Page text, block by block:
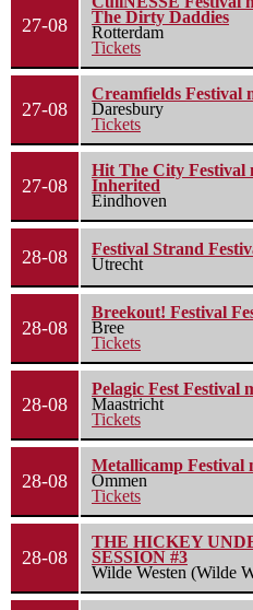
27-08
The Dirty Daddies
Rotterdam
Tickets
27-08
Creamfields Festival
Daresbury
Tickets
27-08
Hit The City Festival
Inherited
Eindhoven
28-08
Festival Strand
Utrecht
28-08
Breekout! Festival
Bree
Tickets
28-08
Pelagic Fest Festival
Maastricht
Tickets
28-08
Metallicamp Festival
Ommen
Tickets
28-08
THE HICKEY
SESSION #3
Wilde Westen (Wilde